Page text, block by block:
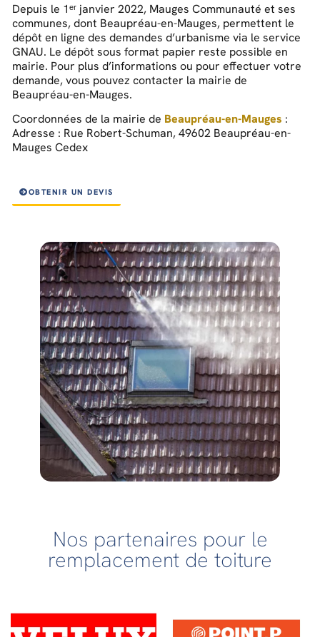
Depuis le 1ᵉʳ janvier 2022, Mauges Communauté et ses
communes, dont Beaupréau-en-Mauges, permettent le
dépôt en ligne des demandes d’urbanisme via le service
GNAU. Le dépôt sous format papier reste possible en
mairie. Pour plus d’informations ou pour effectuer votre
demande, vous pouvez contacter la mairie de
Beaupréau-en-Mauges.
Coordonnées de la mairie de Beaupréau-en-Mauges :
Adresse : Rue Robert-Schuman, 49602 Beaupréau-en-
Mauges Cedex
OBTENIR UN DEVIS
Nos partenaires pour le
remplacement de toiture